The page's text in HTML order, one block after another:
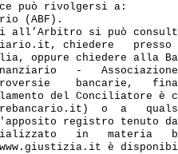
può rivolgersi a:
(ABF).
all’Arbitro si può
chiedere   presso
oppure chiedere alla
-
bancarie,
del Conciliatore è
o  a
registro tenuto
in   materia
è